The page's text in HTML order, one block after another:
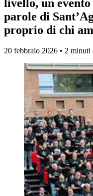
livello, un evento
parole di
proprio di chi
20 febbraio 2026 • 2 minuti